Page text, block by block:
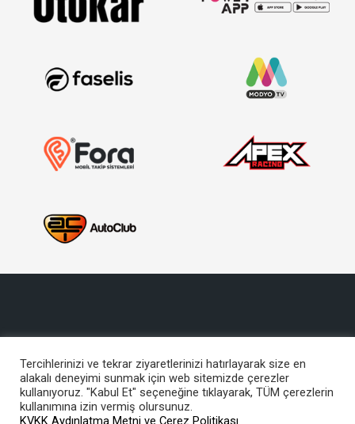
Copyright © 2017, Türkiye Otomobil Sporları Federasyonu
Bu site içeriğinin her türlü hakkı TOSFED’e aittir. İzinsiz kullanılamaz.
Tercihlerinizi ve tekrar ziyaretlerinizi hatırlayarak size en
alakalı deneyimi sunmak için web sitemizde çerezler
kullanıyoruz. "Kabul Et" seçeneğine tıklayarak, TÜM çerezlerin
kullanımına izin vermiş olursunuz.
KVKK Aydınlatma Metni ve Çerez Politikası